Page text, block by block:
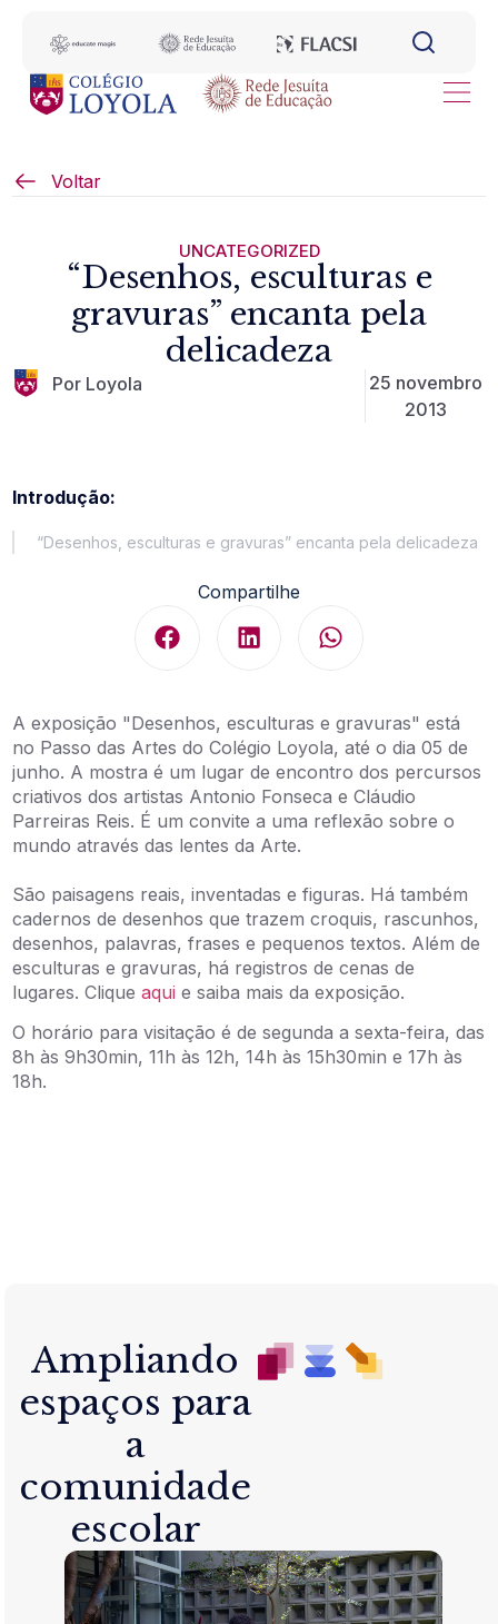
Voltar
UNCATEGORIZED
“Desenhos, esculturas e
gravuras” encanta pela
delicadeza
Por Loyola
25 novembro
2013
Introdução:
“Desenhos, esculturas e gravuras” encanta pela delicadeza
Compartilhe
A exposição "Desenhos, esculturas e gravuras" está
no Passo das Artes do Colégio Loyola, até o dia 05 de
junho. A mostra é um lugar de encontro dos percursos
criativos dos artistas Antonio Fonseca e Cláudio
Parreiras Reis. É um convite a uma reflexão sobre o
mundo através das lentes da Arte.
São paisagens reais, inventadas e figuras. Há também
cadernos de desenhos que trazem croquis, rascunhos,
desenhos, palavras, frases e pequenos textos. Além de
esculturas e gravuras, há registros de cenas de
lugares. Cliqueaqui e saiba mais da exposição.
O horário para visitação é de segunda a sexta-feira, das
8h às 9h30min, 11h às 12h, 14h às 15h30min e 17h às
18h.
Ampliando
espaços para
a
comunidade
escolar